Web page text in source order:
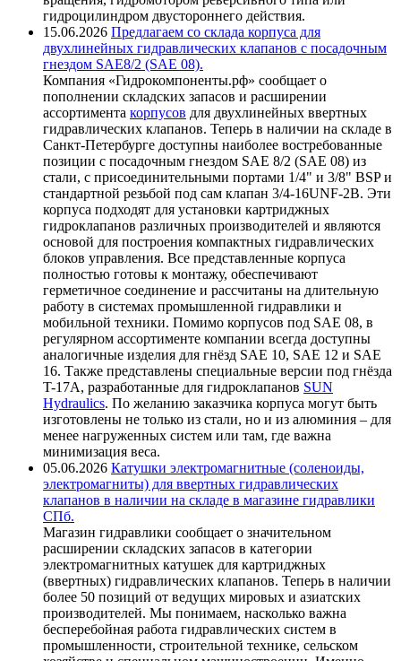
гидроцилиндром двустороннего действия.
15.06.2026 Предлагаем со склада корпуса для
двухлинейных гидравлических клапанов с посадочным
гнездом SAE8/2 (SAE 08).
Компания «Гидрокомпоненты.рф» сообщает о
пополнении складских запасов и расширении
ассортимента корпусов для двухлинейных ввертных
гидравлических клапанов. Теперь в наличии на складе в
Санкт-Петербурге доступны наиболее востребованные
позиции с посадочным гнездом SAE 8/2 (SAE 08) из
стали, с присоединительными портами 1/4" и 3/8" BSP и
стандартной резьбой под сам клапан 3/4-16UNF-2B. Эти
корпуса подходят для установки картриджных
гидроклапанов различных производителей и являются
основой для построения компактных гидравлических
блоков управления. Все представленные корпуса
полностью готовы к монтажу, обеспечивают
герметичное соединение и рассчитаны на длительную
работу в системах промышленной гидравлики и
мобильной техники. Помимо корпусов под SAE 08, в
регулярном ассортименте компании всегда доступны
аналогичные изделия для гнёзд SAE 10, SAE 12 и SAE
16. Также представлены специальные версии под гнёзда
T-17A, разработанные для гидроклапанов SUN
Hydraulics. По желанию заказчика корпуса могут быть
изготовлены не только из стали, но и из алюминия – для
менее нагруженных систем или там, где важна
минимизация веса.
05.06.2026 Катушки электромагнитные (соленоиды,
электромагниты) для ввертных гидравлических
клапанов в наличии на складе в магазине гидравлики
СПб.
Магазин гидравлики сообщает о значительном
расширении складских запасов в категории
электромагнитных катушек для картриджных
(ввертных) гидравлических клапанов. Теперь в наличии
более 50 позиций от ведущих мировых и азиатских
производителей. Мы понимаем, насколько важна
бесперебойная работа гидравлических систем в
промышленности, строительной технике, сельском